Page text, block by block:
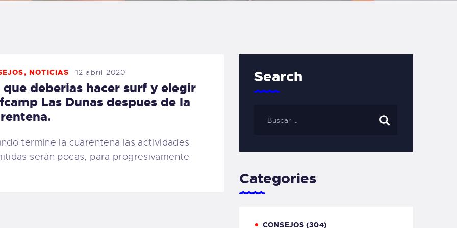
CARRITO
FAMILY
, NOTICIAS 12 abril 2020
que deberias hacer surf y elegir
Las Dunas despues de la
termine la cuarentena las actividades
serán pocas, para progresivamente
Search
Categories
CONSEJOS (304)